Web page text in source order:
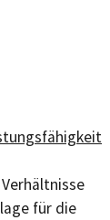
für die